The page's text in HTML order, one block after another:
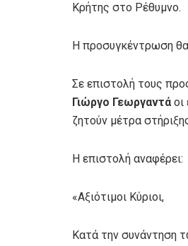
Κρήτης στο Ρέθυμνο.
Η προσυγκέντρωση
Σε επιστολή τους
Γιώργο Γεωργαντάοι
ζητούν μέτρα
Η επιστολή αναφέρει:
«Αξιότιμοι Κύριοι,
Κατά την συνάντηση